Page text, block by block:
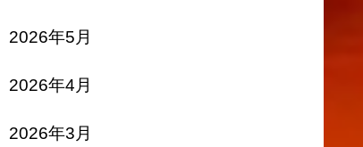
2026年5月
2026年4月
2026年3月